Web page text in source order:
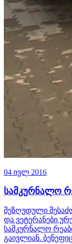
04 ივლ 2016
სამკურნალო
შეზღუდული
და ვეტერანები
სამკურნალო
გაივლიან.